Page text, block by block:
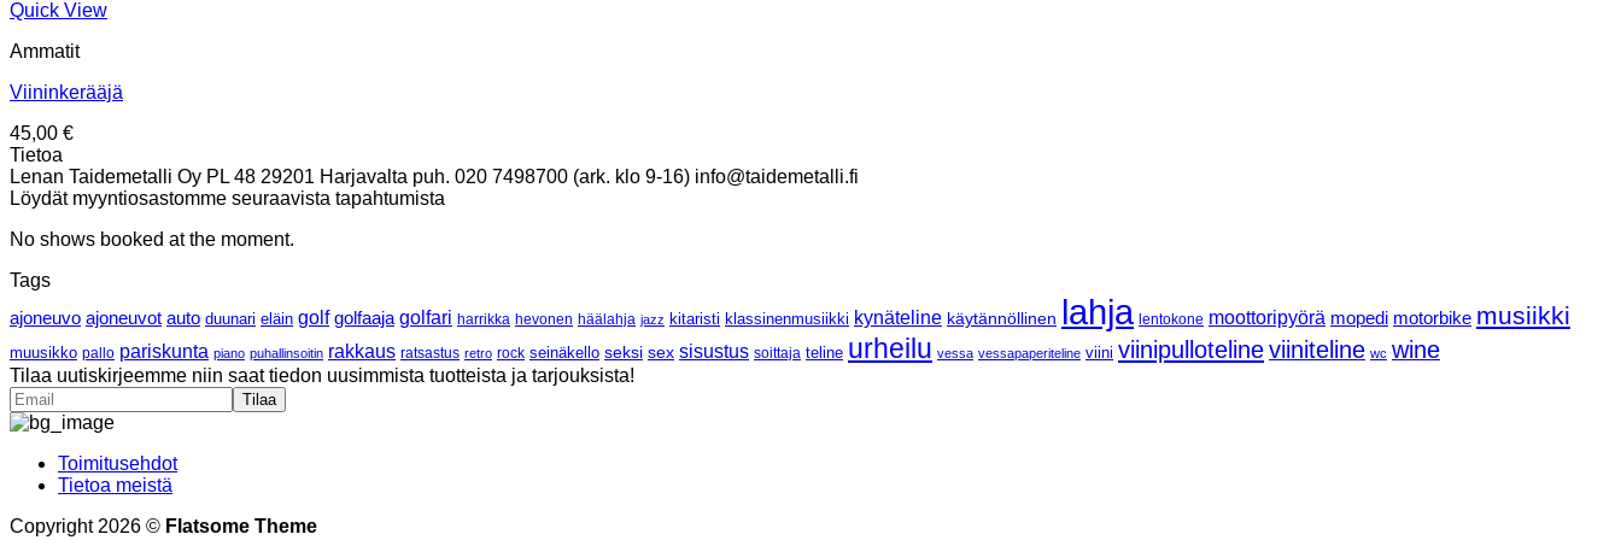
Quick View
Ammatit
Viininkerääjä
45,00 €
Tietoa
Lenan Taidemetalli Oy PL 48 29201 Harjavalta puh. 020 7498700 (ark. klo 9-16) info@taidemetalli.fi
Löydät myyntiosastomme seuraavista tapahtumista
No shows booked at the moment.
Tags
ajoneuvo ajoneuvot auto duunari eläin golf golfaaja golfari harrikka hevonen häälahja jazz kitaristi klassinenmusiikki kynäteline käytännöllinen lahja lentokone moottoripyörä mopedi motorbike musiikki
muusikko pallo pariskunta piano puhallinsoitin rakkaus ratsastus retro rock seinäkello seksi sex sisustus soittaja teline urheilu vessa vessapaperiteline viini viinipullotelineviiniteline wc wine
Tilaa uutiskirjeemme niin saat tiedon uusimmista tuotteista ja tarjouksista!
Toimitusehdot
Tietoa meistä
Copyright 2026 © Flatsome Theme